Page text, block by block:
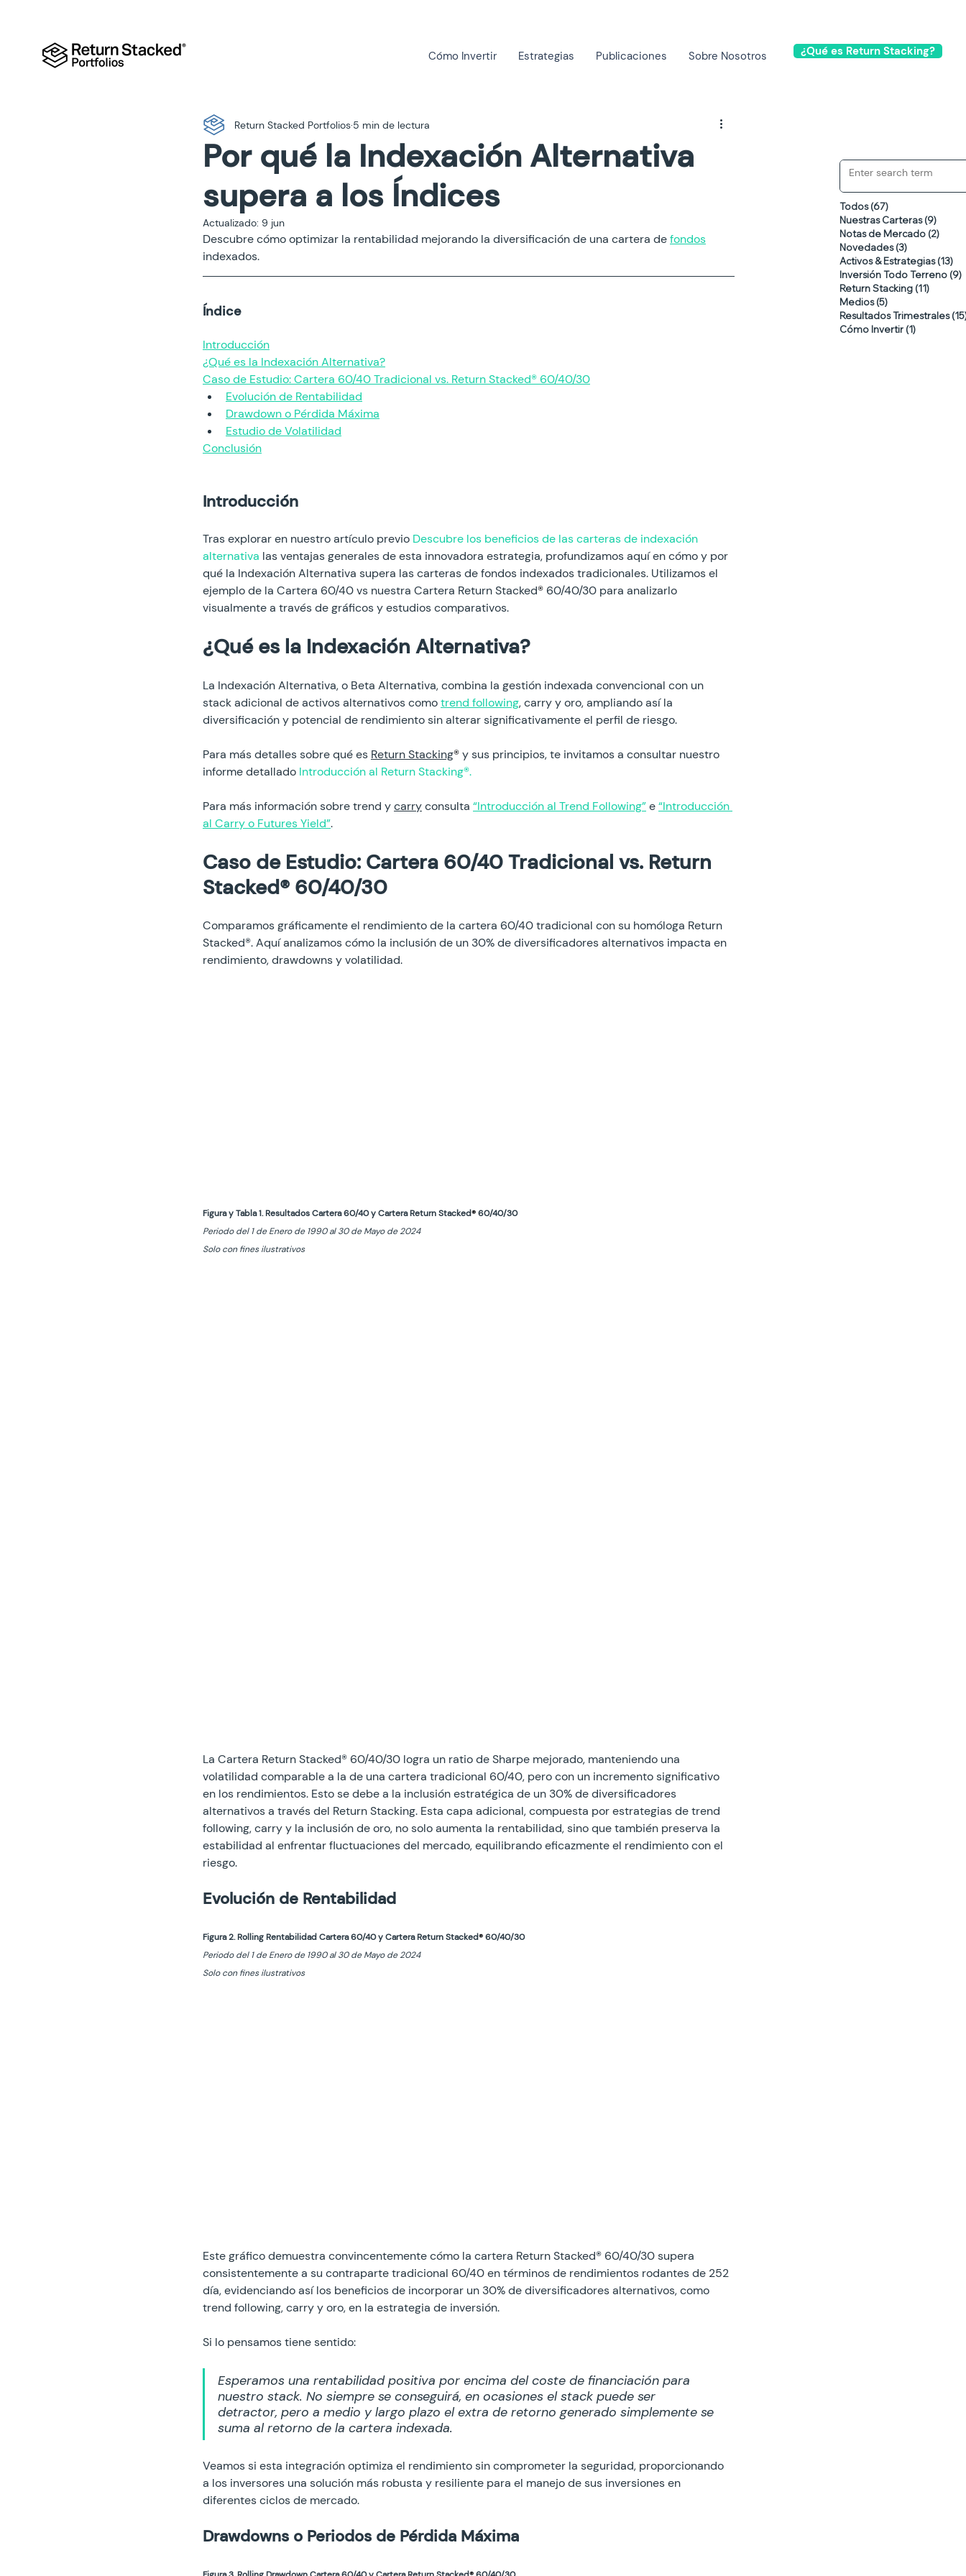
Cómo Invertir Estrategias Publicaciones Sobre Nosotros ¿Qué es Return Stacking?
Por qué la Indexación Alternativa
supera a los Índices
Return Stacked Portfolios 5 min de lectura
Actualizado: 9 jun
Descubre cómo optimizar la rentabilidad mejorando la diversificación de una cartera de fondos
indexados.
Índice
Introducción
¿Qué es la Indexación Alternativa?
Caso de Estudio: Cartera 60/40 Tradicional vs. Return Stacked® 60/40/30
Evolución de Rentabilidad
Drawdown o Pérdida Máxima
Estudio de Volatilidad
Conclusión
Introducción
Tras explorar en nuestro artículo previo Descubre los beneficios de las carteras de indexación
alternativa las ventajas generales de esta innovadora estrategia, profundizamos aquí en cómo y por
qué la Indexación Alternativa supera las carteras de fondos indexados tradicionales. Utilizamos el
ejemplo de la Cartera 60/40 vs nuestra Cartera Return Stacked® 60/40/30 para analizarlo
visualmente a través de gráficos y estudios comparativos.
¿Qué es la Indexación Alternativa?
La Indexación Alternativa, o Beta Alternativa, combina la gestión indexada convencional con un
stack adicional de activos alternativos como trend following, carry y oro, ampliando así la
diversificación y potencial de rendimiento sin alterar significativamente el perfil de riesgo.
Para más detalles sobre qué es Return Stacking® y sus principios, te invitamos a consultar nuestro
informe detallado Introducción al Return Stacking®.
Para más información sobre trend y carry consulta “Introducción al Trend Following” e “Introducción
al Carry o Futures Yield”.
Caso de Estudio: Cartera 60/40 Tradicional vs. Return
Stacked® 60/40/30
Comparamos gráficamente el rendimiento de la cartera 60/40 tradicional con su homóloga Return
Stacked®. Aquí analizamos cómo la inclusión de un 30% de diversificadores alternativos impacta en
Figura y Tabla 1. Resultados Cartera 60/40 y Cartera Return Stacked® 60/40/30
Periodo del 1 de Enero de 1990 al 30 de Mayo de 2024
Solo con fines ilustrativos
La Cartera Return Stacked® 60/40/30 logra un ratio de Sharpe mejorado, manteniendo una
volatilidad comparable a la de una cartera tradicional 60/40, pero con un incremento significativo
en los rendimientos. Esto se debe a la inclusión estratégica de un 30% de diversificadores
alternativos a través del Return Stacking. Esta capa adicional, compuesta por estrategias de trend
following, carry y la inclusión de oro, no solo aumenta la rentabilidad, sino que también preserva la
estabilidad al enfrentar fluctuaciones del mercado, equilibrando eficazmente el rendimiento con el
riesgo.
Evolución de Rentabilidad
Figura 2. Rolling Rentabilidad Cartera 60/40 y Cartera Return Stacked® 60/40/30
Periodo del 1 de Enero de 1990 al 30 de Mayo de 2024
Solo con fines ilustrativos
Este gráfico demuestra convincentemente cómo la cartera Return Stacked® 60/40/30 supera
consistentemente a su contraparte tradicional 60/40 en términos de rendimientos rodantes de 252
día, evidenciando así los beneficios de incorporar un 30% de diversificadores alternativos, como
trend following, carry y oro, en la estrategia de inversión.
Si lo pensamos tiene sentido:
Esperamos una rentabilidad positiva por encima del coste de financiación para
nuestro stack. No siempre se conseguirá, en ocasiones el stack puede ser
detractor, pero a medio y largo plazo el extra de retorno generado simplemente se
suma al retorno de la cartera indexada.
Veamos si esta integración optimiza el rendimiento sin comprometer la seguridad, proporcionando
a los inversores una solución más robusta y resiliente para el manejo de sus inversiones en
diferentes ciclos de mercado.
Drawdowns o Periodos de Pérdida Máxima
Todos (67)
Nuestras Carteras (9)
Notas de Mercado (2)
Novedades (3)
Activos & Estrategias (13)
Inversión Todo Terreno (9)
Return Stacking (11)
Medios (5)
Resultados Trimestrales
Cómo Invertir (1)